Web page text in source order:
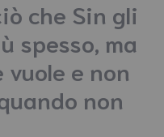
che Sin gli
spesso, ma
e non
non